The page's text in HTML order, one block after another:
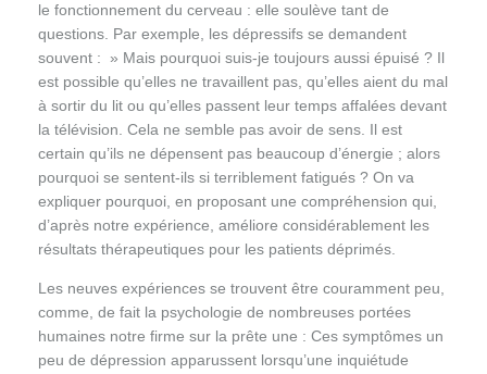
le fonctionnement du cerveau : elle soulève tant de
questions. Par exemple, les dépressifs se demandent
souvent : » Mais pourquoi suis-je toujours aussi épuisé ? Il
est possible qu’elles ne travaillent pas, qu’elles aient du mal
à sortir du lit ou qu’elles passent leur temps affalées devant
la télévision. Cela ne semble pas avoir de sens. Il est
certain qu’ils ne dépensent pas beaucoup d’énergie ; alors
pourquoi se sentent-ils si terriblement fatigués ? On va
expliquer pourquoi, en proposant une compréhension qui,
d’après notre expérience, améliore considérablement les
résultats thérapeutiques pour les patients déprimés.
Les neuves expériences se trouvent être couramment peu,
comme, de fait la psychologie de nombreuses portées
humaines notre firme sur la prête une : Ces symptômes un
peu de dépression apparussent lorsqu’une inquiétude